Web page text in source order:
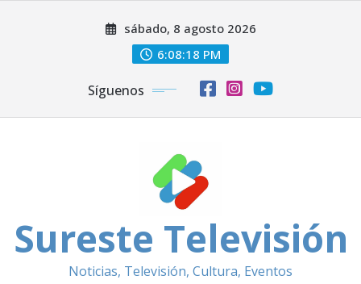
sábado, 8 agosto 2026
6:08:20 PM
Síguenos
Sureste Televisión
Noticias, Televisión, Cultura, Eventos